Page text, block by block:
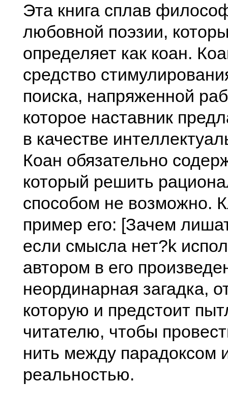
Эта книга сплав
любовной поэзии,
определяет как коан.
средство
поиска, напряженной
которое наставник
в качестве
Коан обязательно
который решить
способом не возможно.
пример его: [Зачем
если смысла нет?k
автором в его
неординарная загадка,
которую и предстоит
читателю, чтобы
нить между парадоксом
реальностью.